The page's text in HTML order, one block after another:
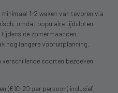
1-2 weken van tevoren via
omdat populaire tijdsloten
de zomermaanden.
nog langere vooruitplanning.
soorten bezoeken
(€10-20 per persoon) inclusief